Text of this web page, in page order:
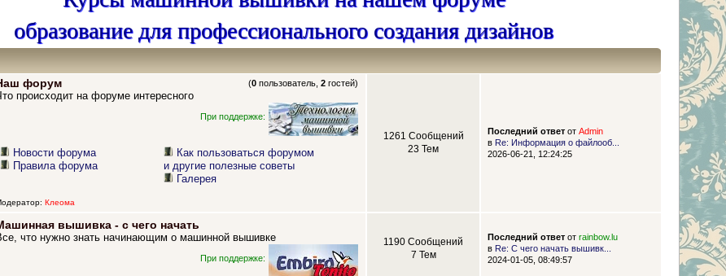
образование для профессионального создания дизайнов
форум (0 пользователь,2 гостей)
происходит на форуме интересного
При поддержке:
Новости форума
Правила форума
Как пользоваться форумом
и другие полезные советы
Галерея
Клеома
1261 Сообщений
23 Тем
Последний ответот Admin
в Re: Информация о файлооб...
2026-06-21, 12:24:25
вышивка - с чего начать
что нужно знать начинающим о машинной вышивке
При поддержке:
1190 Сообщений
7 Тем
Последний ответот rainbow.lu
в Re: С чего начать вышивк...
2024-01-05, 08:49:57